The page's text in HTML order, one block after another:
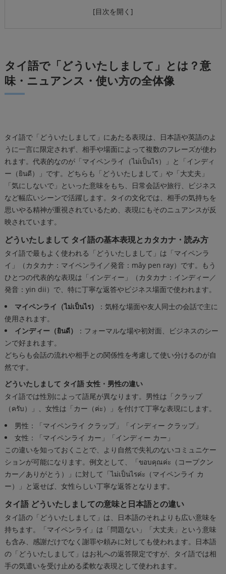
よくある質問（FAQ）どういたしまして タイ語Q&A集
タイ語で「どういたしまして」とは？意
味・ニュアンス・使い方の全体像
タイ語で「どういたしまして」にあたる表現は、日本語や英語のよ
うに一言に限定されず、相手や場面によって複数のフレーズが使わ
れます。代表的なのが「マイペンライ（ไม่เป็นไร）」と「インディ
ー（ยินดี）」です。どちらも「どういたしまして」や「大丈夫」
「気にしないで」といった意味をもち、日常会話や旅行、ビジネス
など幅広いシーンで活躍します。タイの文化では、相手の気持ちを
思いやる精神が重視されているため、表現にもそのニュアンスが反
映されています。
どういたしまして タイ語の基本表現とカタカナ・読み方
タイ語で最もよく使われる「どういたしまして」は「マイペンラ
イ」（カタカナ：マイペンライ／発音：mây pen ray）です。もう
ひとつの代表的な表現は「インディー」（カタカナ：インディー／
発音：yin dii）で、特に丁寧な返答やビジネス場面で使われます。
マイペンライ（ไม่เป็นไร）
：気軽な場面や友人同士の会話で主に
使用されます。
インディー（ยินดี）
：フォーマルな場や初対面、ビジネスのシー
ンで好まれます。
どちらも会話の流れや相手との関係性を考慮して使い分けるのが自
然です。
どういたしまして タイ語 女性・男性の違い
タイ語では性別によって語尾が異なります。男性は「クラップ
（ครับ）」、女性は「カー（ค่ะ）」を付けて丁寧な表現にします。
男性：「マイペンライ クラップ」「インディー クラップ」
女性：「マイペンライ カー」「インディー カー」
この違いを知っておくことで、より自然で失礼のないコミュニケー
ションが可能になります。例文として、「ขอบคุณค่ะ（コープクン
カー／ありがとう）」に対して「ไม่เป็นไรค่ะ（マイペンライ カ
ー）」と返せば、女性らしい丁寧な返答となります。
タイ語 どういたしましての意味と日本語との違い
タイ語の「どういたしまして」は、日本語のそれよりも広い意味を
持ちます。「マイペンライ」は「問題ない」「大丈夫」という意味
も含み、感謝だけでなく謝罪や頼みに対しても使われます。日本語
の「どういたしまして」はお礼への返答限定ですが、タイ語では相
手の気遣いを受け止める柔軟な表現として使われます。